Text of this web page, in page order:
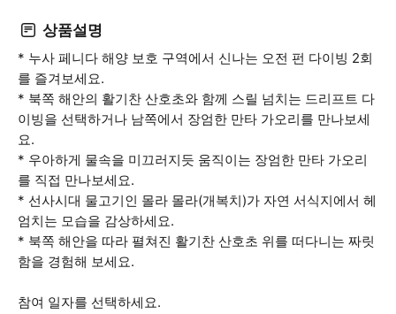
상품설명
* 누사 페니다 해양 보호 구역에서 신나는 오전 펀 다이빙 2회
를 즐겨보세요.
* 북쪽 해안의 활기찬 산호초와 함께 스릴 넘치는 드리프트 다
이빙을 선택하거나 남쪽에서 장엄한 만타 가오리를 만나보세
요.
* 우아하게 물속을 미끄러지듯 움직이는 장엄한 만타 가오리
를 직접 만나보세요.
* 선사시대 물고기인 몰라 몰라(개복치)가 자연 서식지에서 헤
엄치는 모습을 감상하세요.
* 북쪽 해안을 따라 펼쳐진 활기찬 산호초 위를 떠다니는 짜릿
함을 경험해 보세요.
참여 일자를 선택하세요.